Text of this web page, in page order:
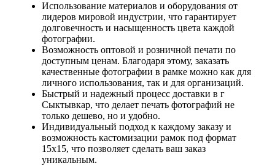
Использование материалов и оборудования от
лидеров мировой индустрии, что гарантирует
долговечность и насыщенность цвета каждой
фотографии.
Возможность оптовой и розничной печати по
доступным ценам. Благодаря этому, заказать
качественные фотографии в рамке можно как для
личного использования, так и для организаций.
Быстрый и надежный процесс доставки в г
Сыктывкар, что делает печать фотографий не
только дешево, но и удобно.
Индивидуальный подход к каждому заказу и
возможность кастомизации рамок под формат
15х15, что позволяет сделать ваш заказ
уникальным.